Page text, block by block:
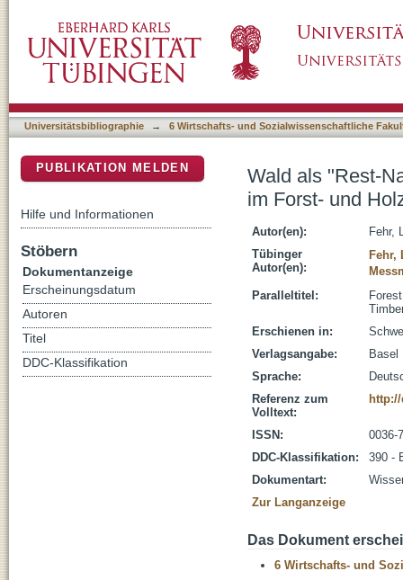
Universitätsbibliographie → 6 Wirtschafts- und Sozialwissenschaftliche
Wald als "Rest-
im Forst- und
Autor(en):
Fehr,
Tübinger
Autor(en):
Fehr,
Paralleltitel:
Erschienen in:
Verlagsangabe:
Basel
Sprache:
Referenz zum
Volltext:
ISSN:
0036-
DDC-Klassifikation:
390 -
Dokumentart:
Zur Langanzeige
Das Dokument
6 Wirtschafts- und
PUBLIKATION MELDEN
Hilfe und Informationen
Stöbern
Dokumentanzeige
Erscheinungsdatum
Autoren
Titel
DDC-Klassifikation